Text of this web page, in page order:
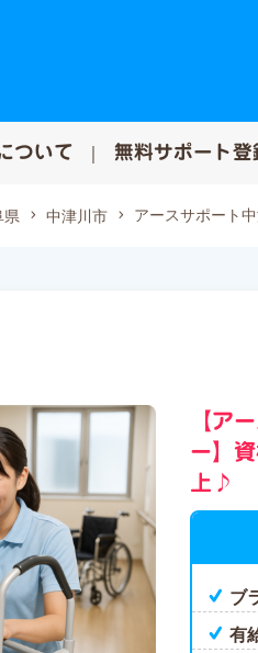
ついて 無料サポート登
県 中津川市 アースサポート中
【ア
ー】
上♪
ブ
有